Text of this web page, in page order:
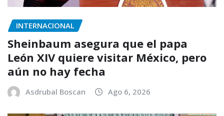
INTERNACIONAL
Sheinbaum asegura que el papa
León XIV quiere visitar México, pero
aún no hay fecha
Asdrubal Boscan Ago 6, 2026